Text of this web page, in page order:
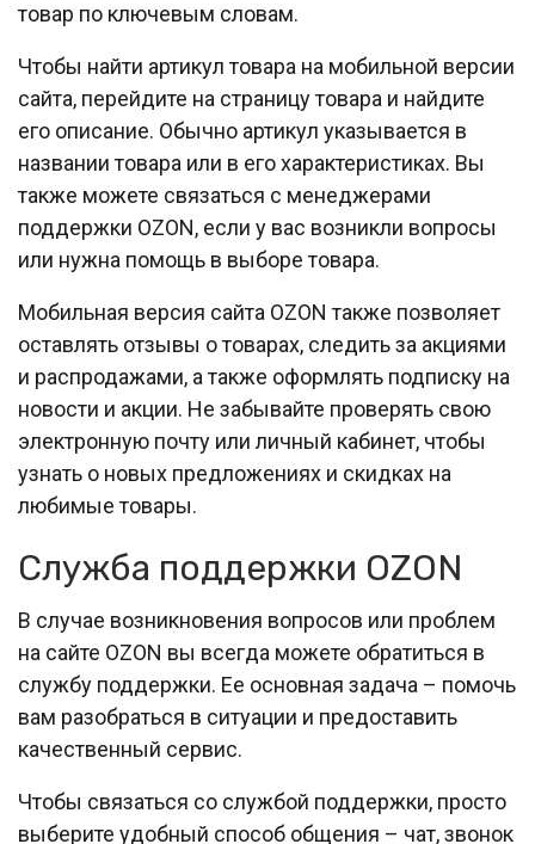
товар по ключевым словам.
Чтобы найти артикул товара на мобильной версии
сайта, перейдите на страницу товара и найдите
его описание. Обычно артикул указывается в
названии товара или в его характеристиках. Вы
также можете связаться с менеджерами
поддержки OZON, если у вас возникли вопросы
или нужна помощь в выборе товара.
Мобильная версия сайта OZON также позволяет
оставлять отзывы о товарах, следить за акциями
и распродажами, а также оформлять подписку на
новости и акции. Не забывайте проверять свою
электронную почту или личный кабинет, чтобы
узнать о новых предложениях и скидках на
любимые товары.
Служба поддержки OZON
В случае возникновения вопросов или проблем
на сайте OZON вы всегда можете обратиться в
службу поддержки. Ее основная задача – помочь
вам разобраться в ситуации и предоставить
качественный сервис.
Чтобы связаться со службой поддержки, просто
выберите удобный способ общения – чат, звонок